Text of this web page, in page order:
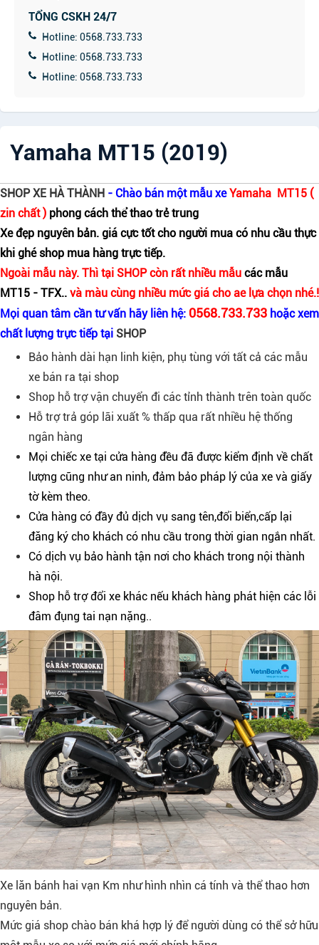
TỔNG CSKH 24/7
Hotline: 0568.733.733
Hotline: 0568.733.733
Hotline: 0568.733.733
Yamaha MT15 (2019)
SHOP XE HÀ THÀNH - Chào bán một mẫu xeYamaha MT15 (
zin chất ) phong cách thể thao trẻ trung
Xe đẹp nguyên bản. giá cực tốt cho người mua có nhu cầu thực
khi ghé shop mua hàng trực tiếp.
Ngoài mẫu này. Thì tại SHOP còn rất nhiều mẫu các mẫu
MT15 - TFX.. và màu cùng nhiều mức giá cho ae lựa chọn nhé.!
Mọi quan tâm cần tư vấn hãy liên hệ: 0568.733.733 hoặc xem
chất lượng trực tiếp tại SHOP
Bảo hành dài hạn linh kiện, phụ tùng với tất cả các mẫu
xe bán ra tại shop
Shop hỗ trợ vận chuyển đi các tỉnh thành trên toàn quốc
Hỗ trợ trả góp lãi xuất % thấp qua rất nhiều hệ thống
ngân hàng
Mọi chiếc xe tại cửa hàng đều đã được kiểm định về chất
lượng cũng như an ninh, đảm bảo pháp lý của xe và giấy
tờ kèm theo.
Cửa hàng có đầy đủ dịch vụ sang tên,đổi biển,cấp lại
đăng ký cho khách có nhu cầu trong thời gian ngắn nhất.
Có dịch vụ bảo hành tận nơi cho khách trong nội thành
hà nội.
Shop hỗ trợ đổi xe khác nếu khách hàng phát hiện các lỗi
đâm đụng tai nạn nặng..
Xe lăn bánh hai vạn Km như hình nhìn cá tính và thể thao hơn
nguyên bản.
Mức giá shop chào bán khá hợp lý để người dùng có thể sở hữu